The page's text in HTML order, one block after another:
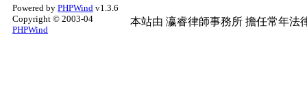
Powered by PHPWind v1.3.6
Copyright © 2003-04
PHPWind
本站由 瀛睿律師事務所 擔任常年法